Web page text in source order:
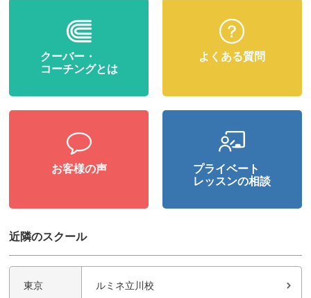
クーバー・
コーチングとは
よくある質問
お客様の声
プライベート
レッスンの相談
近隣のスクール
東京 ルミネ立川校